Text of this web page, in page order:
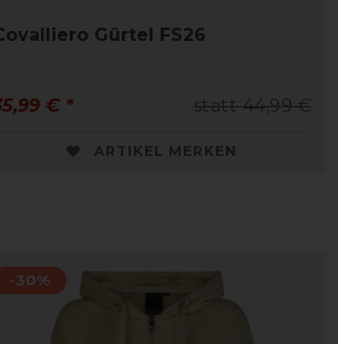
Gürtel FS26
statt 44,99 €
€ *
ARTIKEL MERKEN
-30%